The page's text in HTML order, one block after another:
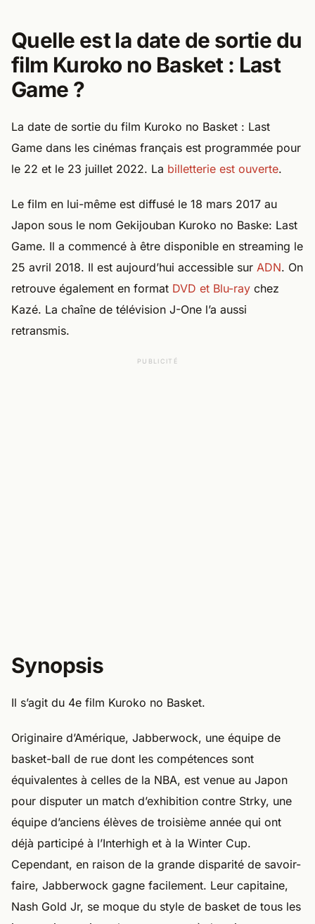
Quelle est la date de sortie du
film Kuroko no Basket : Last
Game ?
La date de sortie du film Kuroko no Basket : Last
Game dans les cinémas français est programmée pour
le 22 et le 23 juillet 2022. La billetterie est ouverte.
Le film en lui-même est diffusé le 18 mars 2017 au
Japon sous le nom Gekijouban Kuroko no Baske: Last
Game. Il a commencé à être disponible en streaming le
25 avril 2018. Il est aujourd’hui accessible sur ADN. On
retrouve également en format DVD et Blu-ray chez
Kazé. La chaîne de télévision J-One l’a aussi
retransmis.
PUBLICITÉ
Synopsis
Il s’agit du 4e film Kuroko no Basket.
Originaire d’Amérique, Jabberwock, une équipe de
basket-ball de rue dont les compétences sont
équivalentes à celles de la NBA, est venue au Japon
pour disputer un match d’exhibition contre Strky, une
équipe d’anciens élèves de troisième année qui ont
déjà participé à l’Interhigh et à la Winter Cup.
Cependant, en raison de la grande disparité de savoir-
faire, Jabberwock gagne facilement. Leur capitaine,
Nash Gold Jr, se moque du style de basket de tous les